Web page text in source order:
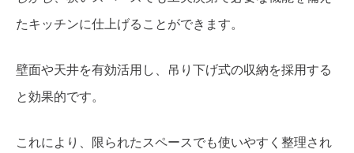
たキッチンに仕上げることができます。
壁面や天井を有効活用し、吊り下げ式の収納を採用する
と効果的です。
これにより、限られたスペースでも使いやすく整理され